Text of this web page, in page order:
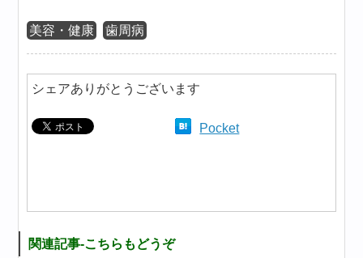
美容・健康 歯周病
シェアありがとうございます
Pocket
関連記事-こちらもどうぞ